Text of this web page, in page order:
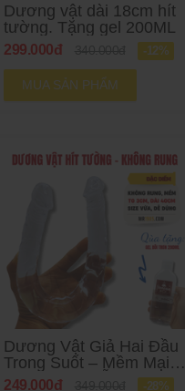
Dương vật dài 18cm hít
tường. Tặng gel 200ML
299.000đ -12%
MUA SẢN PHẨM
Dương Vật Giả Hai Đầu
Trong Suốt – Mềm Mại,
Chân Thật, Dễ Dàng Sử
249.000đ -28%